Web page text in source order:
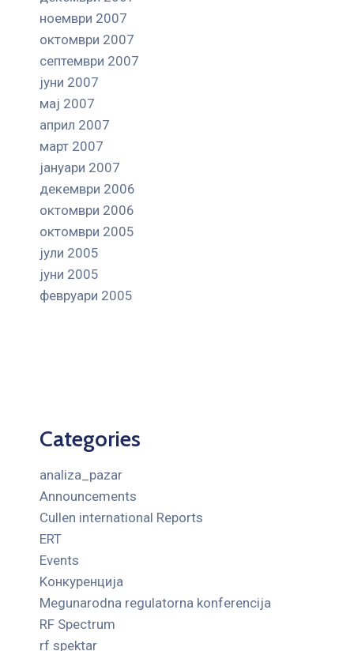
ноември 2007
октомври 2007
септември 2007
јуни 2007
мај 2007
април 2007
март 2007
јануари 2007
декември 2006
октомври 2006
октомври 2005
јули 2005
јуни 2005
февруари 2005
Categories
analiza_pazar
Announcements
Cullen international Reports
ERT
Events
Kонкуренција
Megunarodna regulatorna konferencija
RF Spectrum
rf spektar